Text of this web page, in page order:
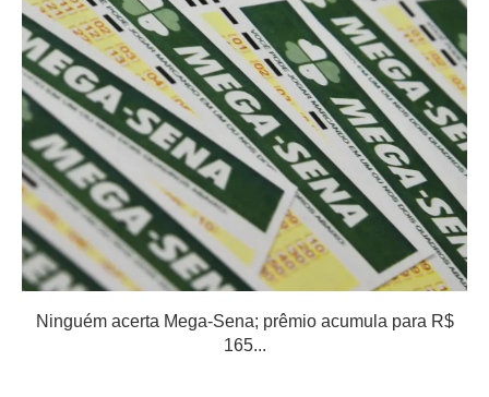
Ninguém acerta Mega-Sena; prêmio acumula para R$
165...